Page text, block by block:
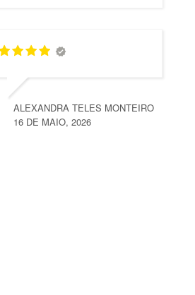
ALEXANDRA TELES MONTEIRO
16 DE MAIO, 2026